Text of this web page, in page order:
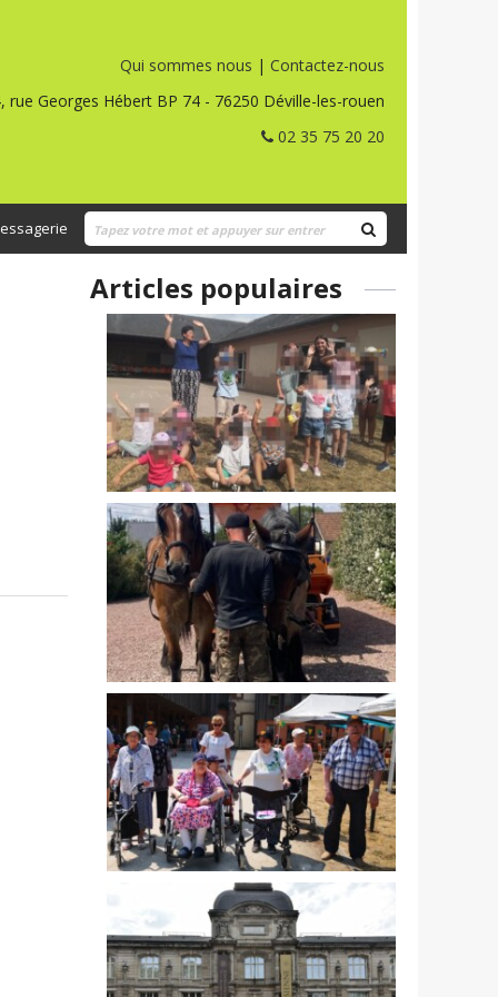
Qui sommes nous | Contactez-nous
rue Georges Hébert BP 74 - 76250 Déville-les-rouen
02 35 75 20 20
Articles populaires